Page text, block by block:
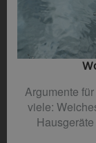
Argumente
viele: